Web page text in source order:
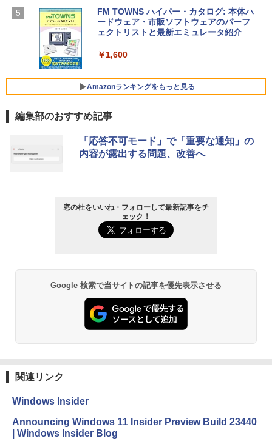
SSD インテル Core 5
￥129,800
Core i5/16GB/SSD 512GB/ホワイト) FM
VWK3E15W_AZ
￥139,880
Windows版 | Minecraft (マインクラフ
ト): Java & Bedrock Edition | オンライ
FM TOWNS ハイパー・カタログ: 本体ハ
ードウェア・市販ソフトウェアのパーフ
ェクトリストと最新エミュレータ紹介
￥1,600
Amazonランキングをもっと見る
Amazon Kindle - 目に優しい、かさばら
ない、大きな画面で読みやすい、6週間持
続バッテリー、6インチディスプレイ電子
￥16,980
Kindle Paperwhite シグニチャーエディ
るさ自動調整、色調調節ライト、12週間
￥27,980
Amazon Kindle Paperwhite (16GB) 7イ
ンチディスプレイ、色調調節ライト、12
Amazon Kindle Colorsoft | 16GBストレ
ージ、防水、7インチカラーディスプレ
イ、色調調節ライト、最大8週間持続バッ
編集部のおすすめ記事
「応答不可モード」で「重要な通知」の
内容が露出する問題、改善へ
窓の杜をいいね・フォローして最新記事をチ
ェック！
Google 検索で当サイトの記事を優先表示させる
関連リンク
Windows Insider
Announcing Windows 11 Insider Preview Build 23440
| Windows Insider Blog